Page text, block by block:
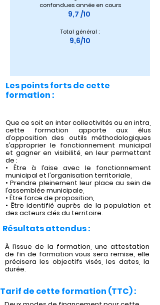
confondues année en cours
9,7 /10
Total général :
9,6/10
Les points forts de cette
formation :
Que ce soit en inter collectivités ou en intra,
cette formation apporte aux élus
d’opposition des outils méthodologiques
s’approprier le fonctionnement municipal
et gagner en visibilité, en leur permettant
de :
• Être à l’aise avec le fonctionnement
municipal et l’organisation territoriale,
• Prendre pleinement leur place au sein de
l’assemblée municipale,
• Être force de proposition,
• Être identifié auprès de la population et
des acteurs clés du territoire.
Résultats attendus :
À l’issue de la formation, une attestation
de fin de formation vous sera remise, elle
précisera les objectifs visés, les dates, la
durée.
Tarif de cette formation (TTC) :